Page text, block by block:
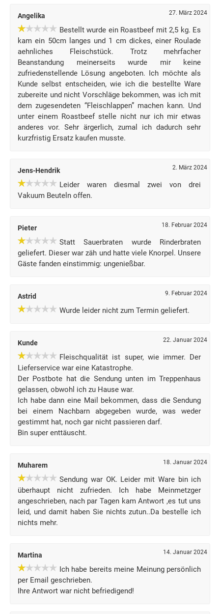
Angelika 27. März 2024
Bestellt wurde ein Roastbeef mit 2,5 kg. Es
kam ein 50cm langes und 1 cm dickes, einer Roulade
aehnliches Fleischstück. Trotz mehrfacher
Beanstandung meinerseits wurde mir keine
zufriedenstellende Lösung angeboten. Ich möchte als
Kunde selbst entscheiden, wie ich die bestellte Ware
zubereite und nicht Vorschläge bekommen, was ich mit
dem zugesendeten “Fleischlappen” machen kann. Und
unter einem Roastbeef stelle nicht nur ich mir etwas
anderes vor. Sehr ärgerlich, zumal ich dadurch sehr
kurzfristig Ersatz kaufen musste.
Jens-Hendrik 2. März 2024
Leider waren diesmal zwei von drei
Vakuum Beuteln offen.
Pieter 18. Februar 2024
Statt Sauerbraten wurde Rinderbraten
geliefert. Dieser war zäh und hatte viele Knorpel. Unsere
Gäste fanden einstimmig: ungenießbar.
Astrid 9. Februar 2024
Wurde leider nicht zum Termin geliefert.
Kunde 22. Januar 2024
Fleischqualität ist super, wie immer. Der
Lieferservice war eine Katastrophe.
Der Postbote hat die Sendung unten im Treppenhaus
gelassen, obwohl ich zu Hause war.
Ich habe dann eine Mail bekommen, dass die Sendung
bei einem Nachbarn abgegeben wurde, was weder
gestimmt hat, noch gar nicht passieren darf.
Bin super enttäuscht.
Muharem 18. Januar 2024
Sendung war OK. Leider mit Ware bin ich
überhaupt nicht zufrieden. Ich habe Meinmetzger
angeschrieben, nach par Tagen kam Antwort ,es tut uns
leid, und damit haben Sie nichts zutun..Da bestelle ich
nichts mehr.
Martina 14. Januar 2024
Ich habe bereits meine Meinung persönlich
per Email geschrieben.
Ihre Antwort war nicht befriedigend!